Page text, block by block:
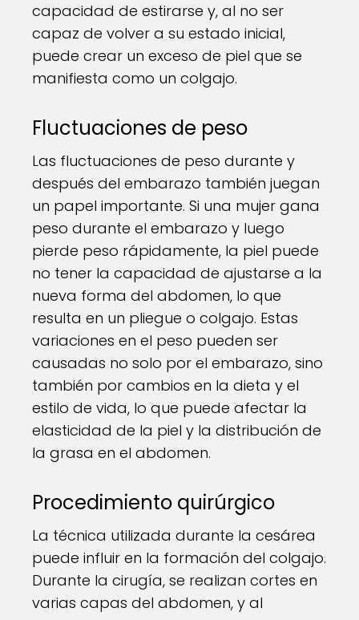
capacidad de estirarse y, al no ser
capaz de volver a su estado inicial,
puede crear un exceso de piel que se
manifiesta como un colgajo.
Fluctuaciones de peso
Las fluctuaciones de peso durante y
después del embarazo también juegan
un papel importante. Si una mujer gana
peso durante el embarazo y luego
pierde peso rápidamente, la piel puede
no tener la capacidad de ajustarse a la
nueva forma del abdomen, lo que
resulta en un pliegue o colgajo. Estas
variaciones en el peso pueden ser
causadas no solo por el embarazo, sino
también por cambios en la dieta y el
estilo de vida, lo que puede afectar la
elasticidad de la piel y la distribución de
la grasa en el abdomen.
Procedimiento quirúrgico
La técnica utilizada durante la cesárea
puede influir en la formación del colgajo.
Durante la cirugía, se realizan cortes en
varias capas del abdomen, y al